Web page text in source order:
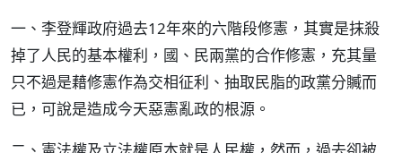
一、李登輝政府過去12年來的六階段修憲，其實是抹殺
掉了人民的基本權利，國、民兩黨的合作修憲，充其量
只不過是藉修憲作為交相征利、抽取民脂的政黨分贓而
已，可說是造成今天惡憲亂政的根源。